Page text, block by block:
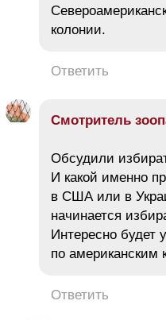
колонии.
Ответить
Смотритель
Обсудили
И какой именно
в США или в
начинается
Интересно будет
по американским
Ответить